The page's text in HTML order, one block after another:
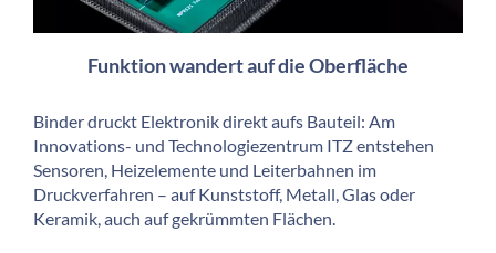
Funktion wandert auf die Oberfläche
Binder druckt Elektronik direkt aufs Bauteil: Am
Innovations- und Technologiezentrum ITZ entstehen
Sensoren, Heizelemente und Leiterbahnen im
Druckverfahren – auf Kunststoff, Metall, Glas oder
Keramik, auch auf gekrümmten Flächen.